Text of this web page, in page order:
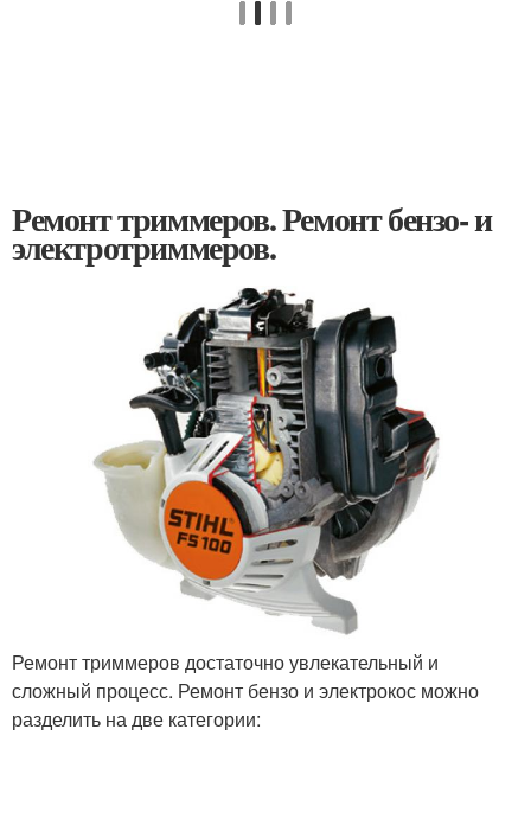
Ремонт триммеров. Ремонт бензо- и
электротриммеров.
Ремонт триммеров достаточно увлекательный и
сложный процесс. Ремонт бензо и электрокос можно
разделить на две категории: